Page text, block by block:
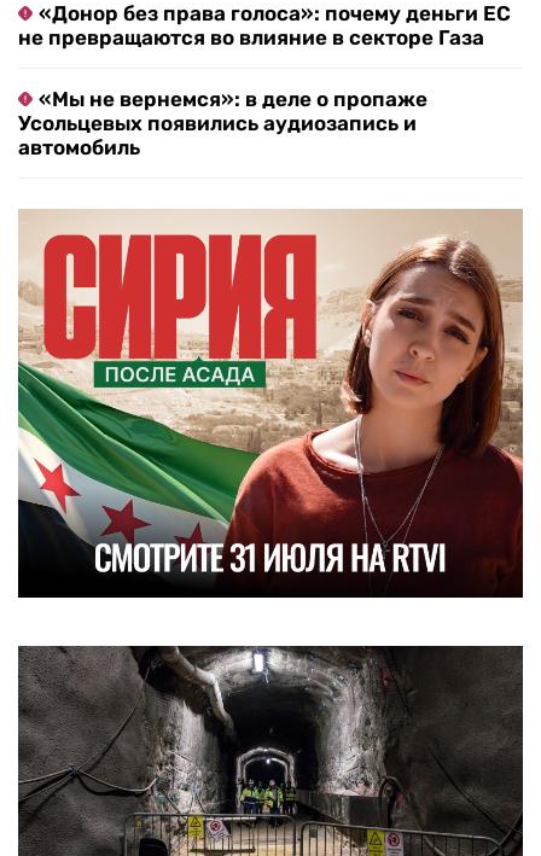
«Донор без права голоса»: почему деньги ЕС
не превращаются во влияние в секторе Газа
«Мы не вернемся»: в деле о пропаже
Усольцевых появились аудиозапись и
автомобиль